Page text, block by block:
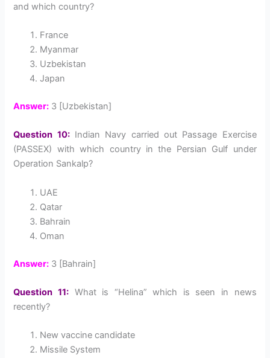
and which country?
France
Myanmar
Uzbekistan
Japan
Answer: 3 [Uzbekistan]
Question 10:Indian Navy carried out Passage Exercise
(PASSEX) with which country in the Persian Gulf under
Operation Sankalp?
UAE
Qatar
Bahrain
Oman
Answer: 3 [Bahrain]
Question 11: What is “Helina” which is seen in news
recently?
New vaccine candidate
Missile System